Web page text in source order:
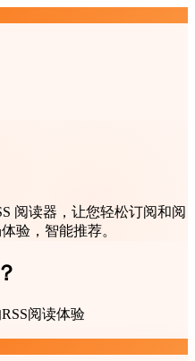
阅读器，让您轻松订阅和阅
验，智能推荐。
阅读体验